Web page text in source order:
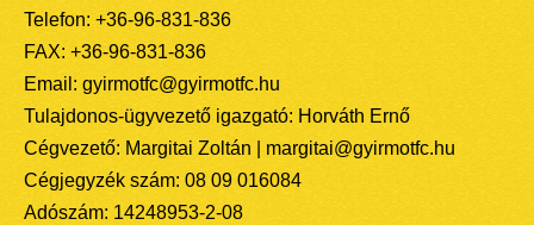
Telefon: +36-96-831-836
FAX: +36-96-831-836
Email: gyirmotfc@gyirmotfc.hu
Tulajdonos-ügyvezető igazgató: Horváth Ernő
Cégvezető: Margitai Zoltán | margitai@gyirmotfc.hu
Cégjegyzék szám: 08 09 016084
Adószám: 14248953-2-08